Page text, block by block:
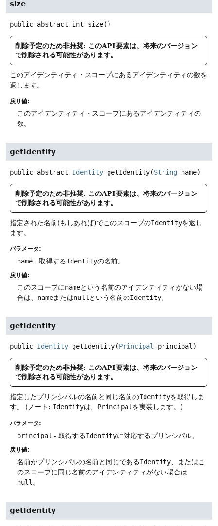
size
public abstract int size()
削除予定のため非推奨: このAPI要素は、将来のバージョン
で削除される可能性があります。
このアイデンティティ・スコープにあるアイデンティティの数を
返します。
戻り値:
このアイデンティティ・スコープにあるアイデンティティの
数。
getIdentity
public abstract Identity getIdentity(String name)
削除予定のため非推奨: このAPI要素は、将来のバージョン
で削除される可能性があります。
指定された名前(もしあれば)でこのスコープのIdentityを返し
ます。
パラメータ:
name - 取得するIdentityの名前。
戻り値:
このスコープにnameという名前のアイデンティティがない場
合は、 nameまたはnullという名前のIdentity。
getIdentity
public Identity getIdentity(Principal principal)
削除予定のため非推奨: このAPI要素は、将来のバージョン
で削除される可能性があります。
指定したプリンシパルの名前と同じ名前のIdentityを取得しま
す。
(ノート: Identityは、 Principalを実装します。)
パラメータ:
principal - 取得するIdentityに対応するプリンシパル。
戻り値:
名前がプリンシパルの名前と同じであるIdentity 、またはこ
のスコープに同じ名前のアイデンティティがない場合は
null 。
getIdentity